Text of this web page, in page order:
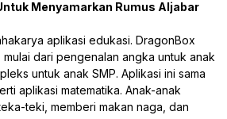
Menyamarkan Rumus Aljabar
aplikasi edukasi. DragonBox
dari pengenalan angka untuk anak
untuk anak SMP. Aplikasi ini sama
aplikasi matematika. Anak-anak
teki, memberi makan naga, dan